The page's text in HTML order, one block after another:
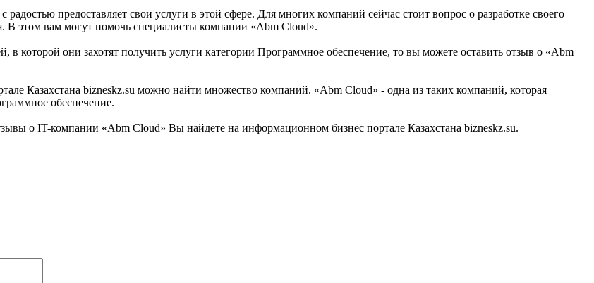
предоставляет свои услуги в этой сфере. Для многих компаний сейчас стоит вопрос о разработке своего
В этом вам могут помочь специалисты компании «Abm Cloud».
в которой они захотят получить услуги категории Программное обеспечение, то вы можете оставить отзыв о «Abm
Казахстана bizneskz.su можно найти множество компаний. «Abm Cloud» - одна из таких компаний, которая
обеспечение.
о IT-компании «Abm Cloud» Вы найдете на информационном бизнес портале Казахстана bizneskz.su.